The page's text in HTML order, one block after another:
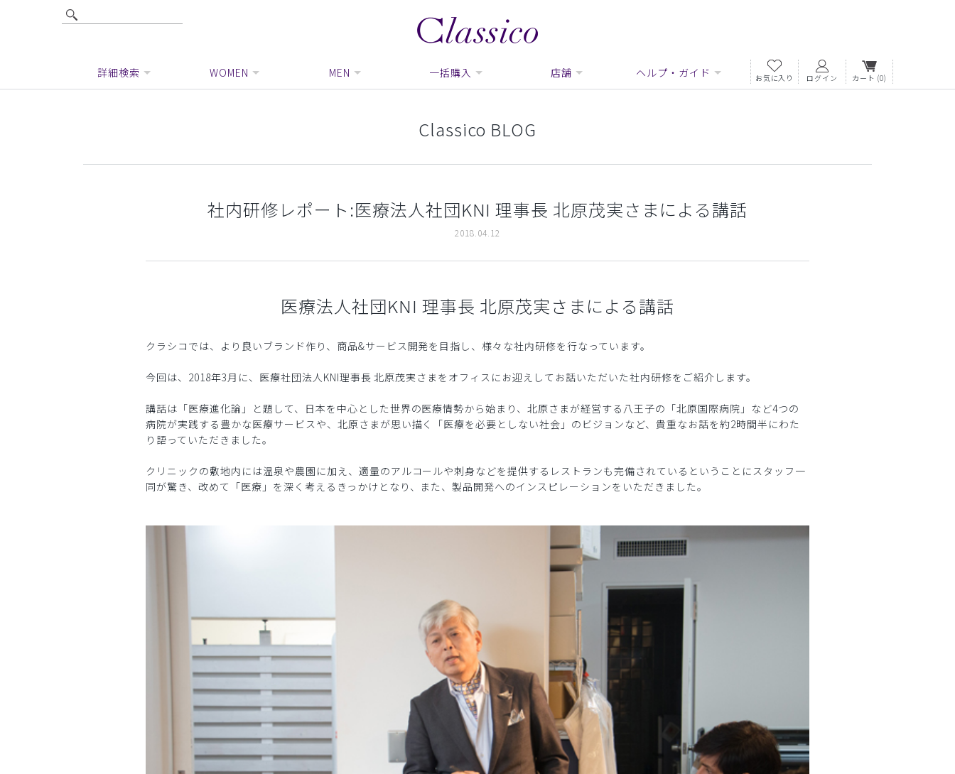
詳細検索 WOMEN MEN 一括購入 店舗 ヘルプ・ガイド お気に入り ログイン カート (0)
Classico BLOG
社内研修レポート:医療法人社団KNI 理事長 北原茂実さまによる講話
2018.04.12
医療法人社団KNI 理事長 北原茂実さまによる講話
クラシコでは、より良いブランド作り、商品&サービス開発を目指し、様々な社内研修を行なっています。
今回は、2018年3月に、医療社団法人KNI理事長 北原茂実さまをオフィスにお迎えしてお話いただいた社内研修をご紹介します。
講話は「医療進化論」と題して、日本を中心とした世界の医療情勢から始まり、北原さまが経営する八王子の「北原国際病院」など4つの
病院が実践する豊かな医療サービスや、北原さまが思い描く「医療を必要としない社会」のビジョンなど、貴重なお話を約2時間半にわた
り語っていただきました。
クリニックの敷地内には温泉や農園に加え、適量のアルコールや刺身などを提供するレストランも完備されているということにスタッフ一
同が驚き、改めて「医療」を深く考えるきっかけとなり、また、製品開発へのインスピレーションをいただきました。